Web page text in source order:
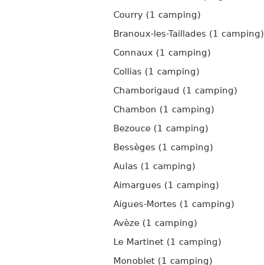
Courry (1 camping)
Branoux-les-Taillades (1 camping)
Connaux (1 camping)
Collias (1 camping)
Chamborigaud (1 camping)
Chambon (1 camping)
Bezouce (1 camping)
Bessèges (1 camping)
Aulas (1 camping)
Aimargues (1 camping)
Aigues-Mortes (1 camping)
Avèze (1 camping)
Le Martinet (1 camping)
Monoblet (1 camping)